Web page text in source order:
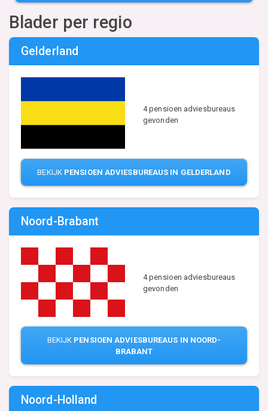
Blader per regio
Gelderland
4 pensioen adviesbureaus
gevonden
BEKIJK PENSIOEN ADVIESBUREAUS IN GELDERLAND
Noord-Brabant
4 pensioen adviesbureaus
gevonden
BEKIJK PENSIOEN ADVIESBUREAUS IN NOORD-
BRABANT
Noord-Holland